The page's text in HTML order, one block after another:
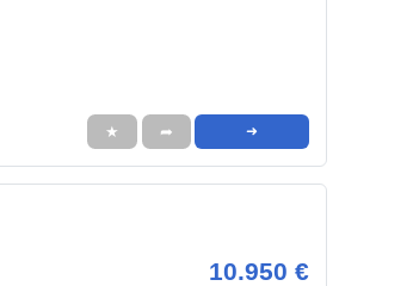
★ ➦ ➜
10.950 €